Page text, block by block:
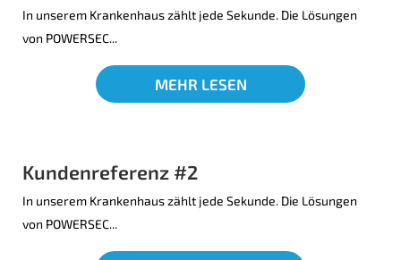
In unserem Krankenhaus zählt jede Sekunde. Die Lösungen
von POWERSEC...
MEHR LESEN
Kundenreferenz #2
In unserem Krankenhaus zählt jede Sekunde. Die Lösungen
von POWERSEC...